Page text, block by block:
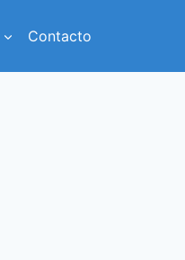
Contacto